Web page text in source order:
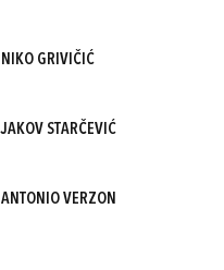
NIKO GRIVIČIĆ
JAKOV STARČEVIĆ
ANTONIO VERZON